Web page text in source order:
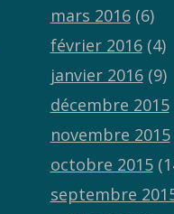
mars 2016(6)
février 2016(4)
janvier 2016(9)
décembre 2015
novembre 2015
octobre 2015
septembre